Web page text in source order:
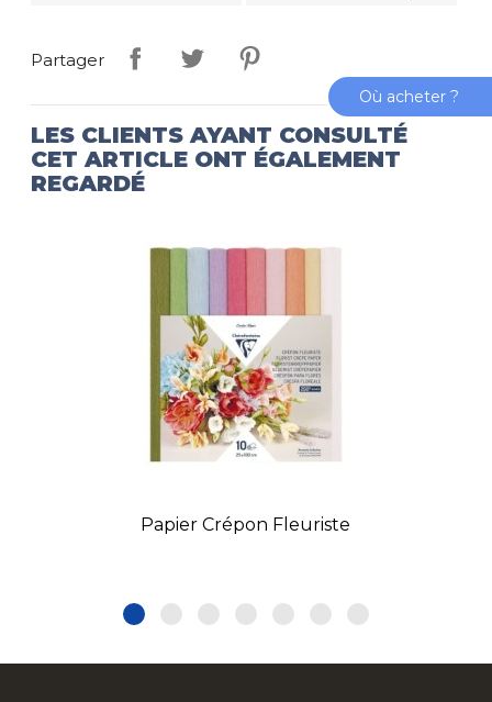
Partager
LES CLIENTS AYANT CONSULTÉ
CET ARTICLE ONT ÉGALEMENT
REGARDÉ
Papier Crépon Fleuriste
Où acheter ?